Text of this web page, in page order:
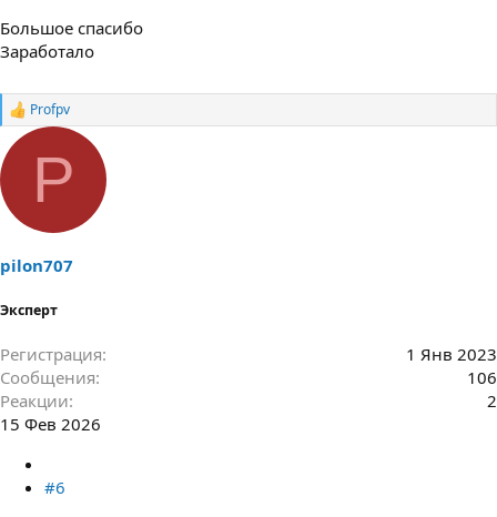
Большое спасибо
Заработало
Р
а
и
и
Profpv
P
pilon707
Эксперт
Регистрация
1 Янв 2023
Сообщения
106
Реакции
2
15 Фев 2026
#6